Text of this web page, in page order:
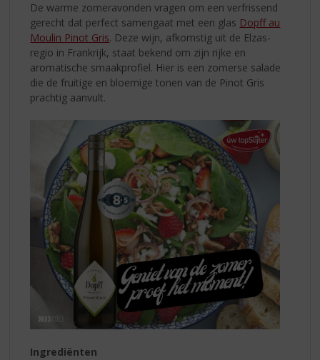
De warme zomeravonden vragen om een verfrissend
gerecht dat perfect samengaat met een glas Dopff au
Moulin Pinot Gris. Deze wijn, afkomstig uit de Elzas-
regio in Frankrijk, staat bekend om zijn rijke en
aromatische smaakprofiel. Hier is een zomerse salade
die de fruitige en bloemige tonen van de Pinot Gris
prachtig aanvult.
Ingrediënten